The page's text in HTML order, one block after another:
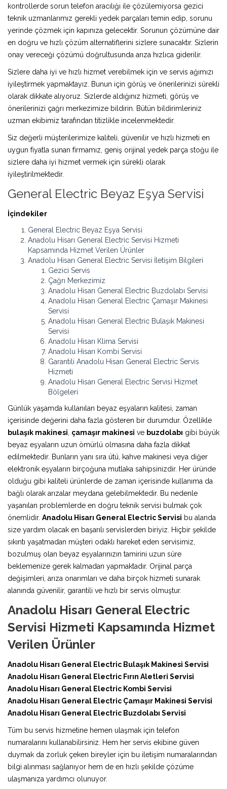
kontrollerde sorun telefon aracılığı ile çözülemiyorsa gezici
teknik uzmanlarımız gerekli yedek parçaları temin edip, sorunu
yerinde çözmek için kapınıza gelecektir. Sorunun çözümüne dair
en doğru ve hızlı çözüm alternatiflerini sizlere sunacaktır. Sizlerin
onay vereceği çözümü doğrultusunda arıza hızlıca giderilir.
Sizlere daha iyi ve hızlı hizmet verebilmek için ve servis ağımızı
iyileştirmek yapmaktayız. Bunun için görüş ve önerilerinizi sürekli
olarak dikkate alıyoruz. Sizlerde aldığınız hizmeti, görüş ve
önerilerinizi çağrı merkezimize bildirin. Bütün bildirimleriniz
uzman ekibimiz tarafından titizlikle incelenmektedir.
Siz değerli müşterilerimize kaliteli, güvenilir ve hızlı hizmeti en
uygun fiyatla sunan firmamız, geniş orijinal yedek parça stoğu ile
sizlere daha iyi hizmet vermek için sürekli olarak
iyileştirilmektedir.
General Electric Beyaz Eşya Servisi
İçindekiler
General Electric Beyaz Eşya Servisi
Anadolu Hisarı General Electric Servisi Hizmeti
Kapsamında Hizmet Verilen Ürünler
Anadolu Hisarı General Electric Servisi İletişim Bilgileri
Gezici Servis
Çağrı Merkezimiz
Anadolu Hisarı General Electric Buzdolabı Servisi
Anadolu Hisarı General Electric Çamaşır Makinesi
Servisi
Anadolu Hisarı General Electric Bulaşık Makinesi
Servisi
Anadolu Hisarı Klima Servisi
Anadolu Hisarı Kombi Servisi
Garantili Anadolu Hisarı General Electric Servis
Hizmeti
Anadolu Hisarı General Electric Servisi Hizmet
Bölgeleri
Günlük yaşamda kullanılan beyaz eşyaların kalitesi, zaman
içerisinde değerini daha fazla gösteren bir durumdur. Özellikle
bulaşık makinesi çamaşır makinesi ve buzdolabı gibi büyük
beyaz eşyaların uzun ömürlü olmasına daha fazla dikkat
edilmektedir. Bunların yanı sıra ütü, kahve makinesi veya diğer
elektronik eşyaların birçoğuna mutlaka sahipsinizdir. Her üründe
olduğu gibi kaliteli ürünlerde de zaman içerisinde kullanıma da
bağlı olarak arızalar meydana gelebilmektedir. Bu nedenle
yaşanılan problemlerde en doğru teknik servisi bulmak çok
önemlidir. Anadolu Hisarı General Electric Servisi bu alanda
size yardım olacak en başarılı servislerden biriyiz. Hiçbir şekilde
sıkıntı yaşatmadan müşteri odaklı hareket eden servisimiz,
bozulmuş olan beyaz eşyalarınızın tamirini uzun süre
beklemenize gerek kalmadan yapmaktadır. Orijinal parça
değişimleri, arıza onarımları ve daha birçok hizmeti sunarak
alanında güvenilir, garantili ve hızlı bir servis olmuştur.
Anadolu Hisarı General Electric
Servisi Hizmeti Kapsamında Hizmet
Verilen Ürünler
Anadolu Hisarı General Electric Bulaşık Makinesi Servisi
Anadolu Hisarı General Electric Fırın Aletleri Servisi
Anadolu Hisarı General Electric Kombi Servisi
Anadolu Hisarı General Electric Çamaşır Makinesi Servisi
Anadolu Hisarı General Electric Buzdolabı Servisi
Tüm bu servis hizmetine hemen ulaşmak için telefon
numaralarını kullanabilirsiniz. Hem her servis ekibine güven
duymak da zorluk çeken bireyler için bu iletişim numaralarından
bilgi alınması sağlanıyor hem de en hızlı şekilde çözüme
ulaşmanıza yardımcı olunuyor.